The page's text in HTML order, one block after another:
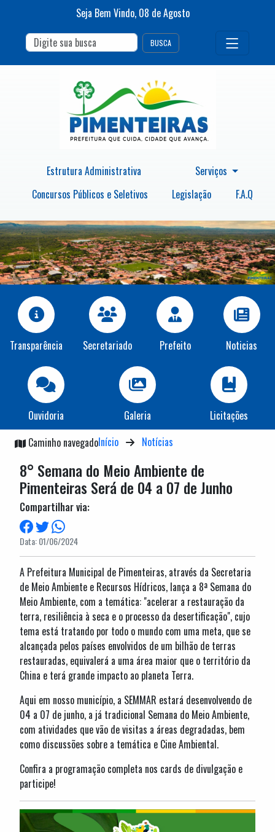
Seja Bem Vindo, 08 deAgosto
BUSCA
Estrutura Administrativa
Serviços
Concursos Públicos e Seletivos
Legislação F.A.Q
Transparência Secretariado Prefeito Noticias
Ouvidoria Galeria
Licitações
Caminho navegadoInício Notícias
8° Semana do Meio Ambiente de
Pimenteiras Será de 04 a 07 de Junho
Compartilhar via:
Data: 01/06/2024
A Prefeitura Municipal de Pimenteiras, através da Secretaria
de Meio Ambiente e Recursos Hídricos, lança a 8ª Semana do
Meio Ambiente, com a temática: "acelerar a restauração da
terra, resiliência à seca e o processo da desertificação", cujo
tema está tratando por todo o mundo com uma meta, que se
alcançada pelos países envolvidos de um bilhão de terras
restauradas, equivalerá a uma área maior que o território da
China e terá grande impacto ao planeta Terra.
Aqui em nosso município, a SEMMAR estará desenvolvendo de
04 a 07 de junho, a já tradicional Semana do Meio Ambiente,
com atividades que vão de visitas a áreas degradadas, bem
como discussões sobre a temática e Cine Ambiental.
Confira a programação completa nos cards de divulgação e
participe!